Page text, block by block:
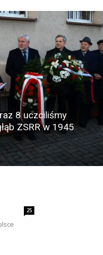
8 uczciliśmy
ZSRR w 1945
25